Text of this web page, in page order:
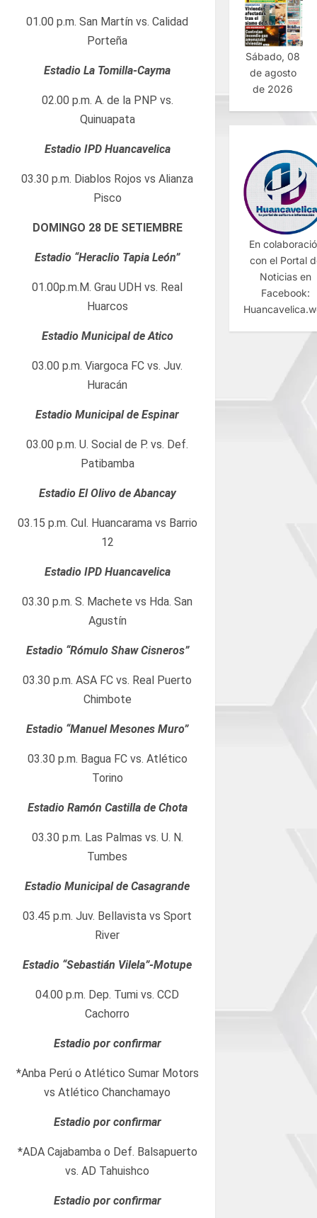
01.00 p.m. San Martín vs. Calidad
Porteña
Estadio La Tomilla-Cayma
02.00 p.m. A. de la PNP vs.
Quinuapata
Estadio IPD Huancavelica
03.30 p.m. Diablos Rojos vs Alianza
Pisco
DOMINGO 28 DE SETIEMBRE
Estadio “Heraclio Tapia León”
01.00p.m.M. Grau UDH vs. Real
Huarcos
Estadio Municipal de Atico
03.00 p.m. Viargoca FC vs. Juv.
Huracán
Estadio Municipal de Espinar
03.00 p.m. U. Social de P. vs. Def.
Patibamba
Estadio El Olivo de Abancay
03.15 p.m. Cul. Huancarama vs Barrio
12
Estadio IPD Huancavelica
03.30 p.m. S. Machete vs Hda. San
Agustín
Estadio “Rómulo Shaw Cisneros”
03.30 p.m. ASA FC vs. Real Puerto
Chimbote
Estadio “Manuel Mesones Muro”
03.30 p.m. Bagua FC vs. Atlético
Torino
Estadio Ramón Castilla de Chota
03.30 p.m. Las Palmas vs. U. N.
Tumbes
Estadio Municipal de Casagrande
03.45 p.m. Juv. Bellavista vs Sport
River
Estadio “Sebastián Vilela”-Motupe
04.00 p.m. Dep. Tumi vs. CCD
Cachorro
Estadio por confirmar
*Anba Perú o Atlético Sumar Motors
vs Atlético Chanchamayo
Estadio por confirmar
*ADA Cajabamba o Def. Balsapuerto
vs. AD Tahuishco
Estadio por confirmar
Sábado, 08
de agosto
de 2026
En
con el Portal
Noticias en
Facebook: